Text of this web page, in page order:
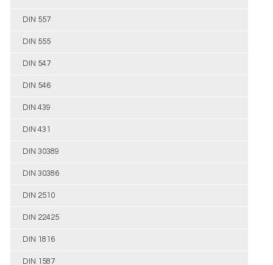
DIN 557
DIN 555
DIN 547
DIN 546
DIN 439
DIN 431
DIN 30389
DIN 30386
DIN 2510
DIN 22425
DIN 1816
DIN 1587